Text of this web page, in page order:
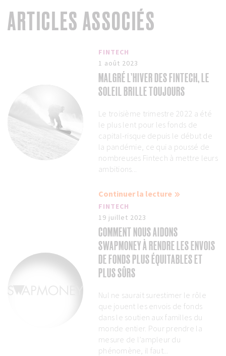
ARTICLES ASSOCIÉS
FINTECH
1 août 2023
MALGRÉ L’HIVER DES FINTECH, LE
SOLEIL BRILLE TOUJOURS
Le troisième trimestre 2022 a été
le plus lent pour les fonds de
capital-risque depuis le début de
la pandémie, ce qui a poussé de
nombreuses Fintech à mettre leurs
ambitions...
Continuer la lecture
FINTECH
19 juillet 2023
COMMENT NOUS AIDONS
SWAPMONEY À RENDRE LES ENVOIS
DE FONDS PLUS ÉQUITABLES ET
PLUS SÛRS
Nul ne saurait surestimer le rôle
que jouent les envois de fonds
dans le soutien aux familles du
monde entier. Pour prendre la
mesure de l’ampleur du
phénomène, il faut...